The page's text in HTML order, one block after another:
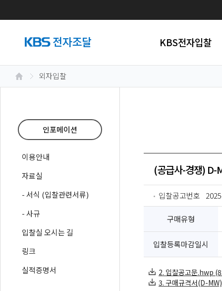
KBS전자입찰
외자입찰
인포메이션
이용안내
자료실
- 서식 (입찰관련서류)
- 사규
입찰실 오시는 길
링크
실적증명서
(공급사-경쟁) D-
입찰공고번호
구매유형
입찰등록마감일시
2. 입찰공고문.hwp
3. 구매규격서(D-